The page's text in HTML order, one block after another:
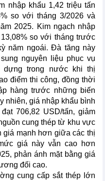
nhập khẩu 1,42 triệu tấn
so với tháng 3/2026 và
2025. Kim ngạch nhập
so với tháng trước
năm ngoái. Đà tăng này
nguyên liệu phục vụ
dựng trong nước khi thị
điểm thi công, đồng thời
hàng trước những biến
nhiên, giá nhập khẩu bình
706,82 USD/tấn, giảm
cung thép từ khu vực
giá mạnh hơn giữa các thị
giá này vẫn cao hơn
phản ánh mặt bằng giá
đối cao.
cung cấp sắt thép lớn